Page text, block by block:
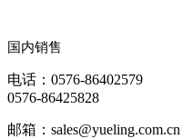
国内销售
电话：0576-86402579
0576-86425828
邮箱：sales@yueling.com.cn